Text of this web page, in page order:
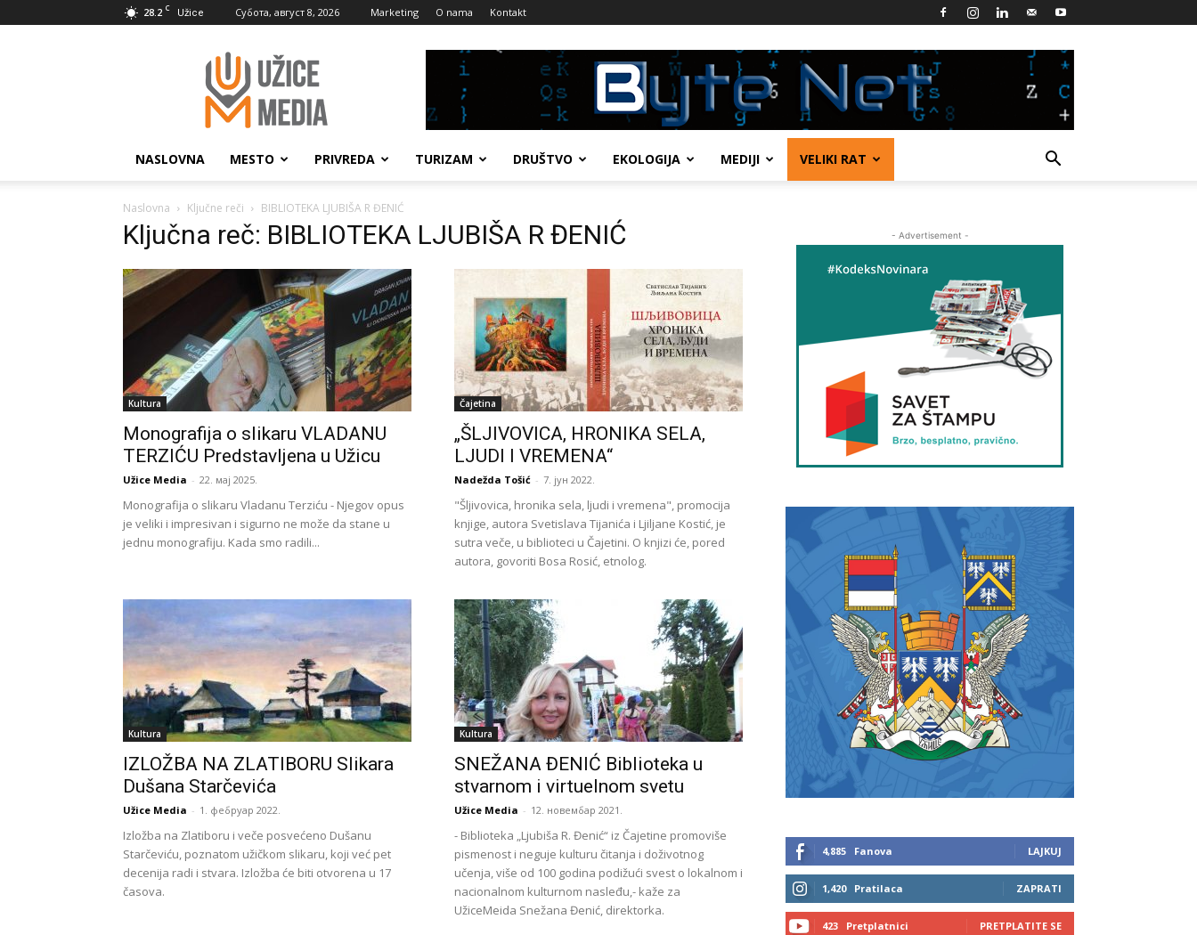
28.2 C Užice Субота, август 8, 2026 Marketing O nama Kontakt
UžiceMedia
NASLOVNA MESTO PRIVREDA TURIZAM DRUŠTVO EKOLOGIJA MEDIJI VELIKI RAT
Naslovna Ključne reči BIBLIOTEKA LJUBIŠA R ĐENIĆ
Ključna reč: BIBLIOTEKA LJUBIŠA R ĐENIĆ
Kultura
Monografija o slikaru VLADANU
TERZIĆU Predstavljena u Užicu
Užice Media - 22. мај 2025.
Monografija o slikaru Vladanu Terziću - Njegov opus
je veliki i impresivan i sigurno ne može da stane u
jednu monografiju. Kada smo radili...
Čajetina
„ŠLJIVOVICA, HRONIKA SELA,
LJUDI I VREMENA“
Nadežda Tošić - 7. јун 2022.
"Šljivovica, hronika sela, ljudi i vremena", promocija
knjige, autora Svetislava Tijanića i Ljiljane Kostić, je
sutra veče, u biblioteci u Čajetini. O knjizi će, pored
autora, govoriti Bosa Rosić, etnolog.
Kultura
IZLOŽBA NA ZLATIBORU Slikara
Dušana Starčevića
Užice Media - 1. фебруар 2022.
Izložba na Zlatiboru i veče posvećeno Dušanu
Starčeviću, poznatom užičkom slikaru, koji već pet
decenija radi i stvara. Izložba će biti otvorena u 17
časova.
Kultura
SNEŽANA ĐENIĆ Biblioteka u
stvarnom i virtuelnom svetu
Užice Media - 12. новембар 2021.
- Biblioteka „Ljubiša R. Đenić“ iz Čajetine promoviše
pismenost i neguje kulturu čitanja i doživotnog
učenja, više od 100 godina podižući svest o lokalnom i
nacionalnom kulturnom nasleđu,- kaže za
UžiceMeida Snežana Đenić, direktorka.
- Advertisement -
4,885 Fanova LAJKUJ
1,420 Pratilaca ZAPRATI
423 Pretplatnici PRETPLATITE SE